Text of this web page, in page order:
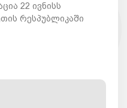
22 ივნისს
რესპუბლიკაში